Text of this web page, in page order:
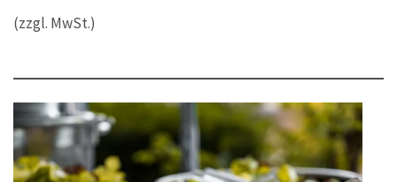
(zzgl. MwSt.)